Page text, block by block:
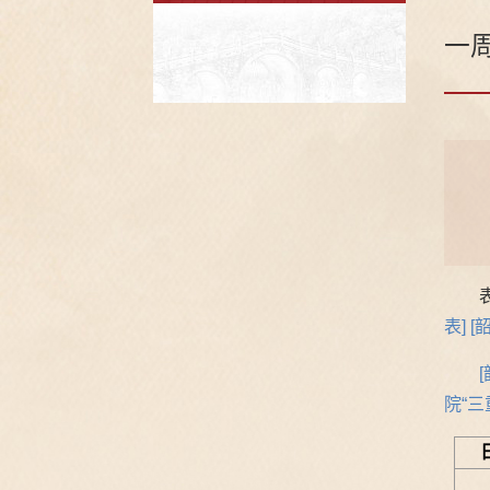
一
表] [
[
院“